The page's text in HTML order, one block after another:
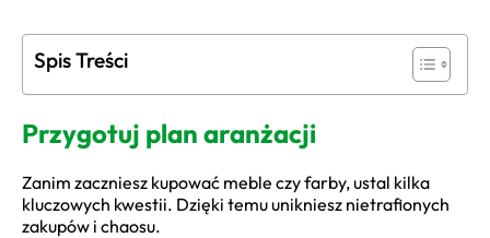
Spis Treści
Przygotuj plan aranżacji
Zanim zaczniesz kupować meble czy farby, ustal kilka
kluczowych kwestii. Dzięki temu unikniesz nietrafionych
zakupów i chaosu.